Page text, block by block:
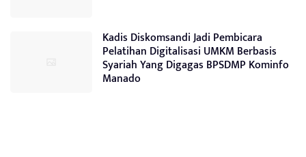
Kadis Diskomsandi Jadi Pembicara
Pelatihan Digitalisasi UMKM Berbasis
Syariah Yang Digagas BPSDMP Kominfo
Manado